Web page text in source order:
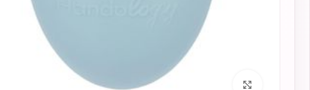
برای بزرگنمایی کلیک کنید